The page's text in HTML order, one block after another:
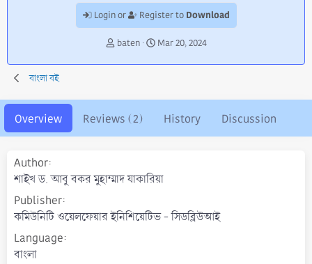
Login or Register to Download
A
t
baten
C
e
n
t
Mar 20, 2024
বাংলা বই
Overview Reviews (2) History Discussion
Author
শাইখ ড. আবু বকর মুহাম্মাদ যাকারিয়া
Publisher
কমিউনিটি ওয়েলফেয়ার ইনিশিয়েটিভ - সিডব্লিউআই
Language
বাংলা